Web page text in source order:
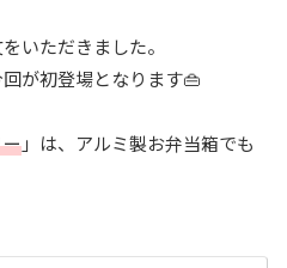
いただきました。
が初登場となります👜
」は、アルミ製お弁当箱でも